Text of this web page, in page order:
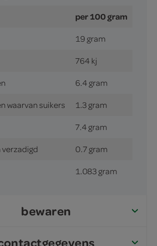
per 100 gram
19 gram
764 kj
6.4 gram
waarvan suikers 1.3 gram
7.4 gram
verzadigd 0.7 gram
1.083 gram
bewaren